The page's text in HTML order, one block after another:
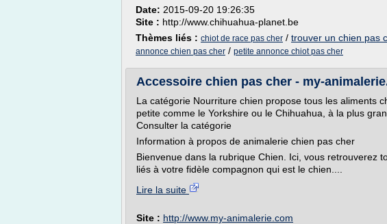
Date: 2015-09-20 19:26:35
Site : http://www.chihuahua-planet.be
Thèmes liés : chiot de race pas cher / trouver un chien pas
annonce chien pas cher / petite annonce chiot pas cher
Accessoire chien pas cher - my-
La catégorie Nourriture chien propose tous les aliments
petite comme le Yorkshire ou le Chihuahua, à la plus
Consulter la catégorie
Information à propos de animalerie chien pas cher
Bienvenue dans la rubrique Chien. Ici, vous retrouverez
liés à votre fidèle compagnon qui est le chien....
Lire la suite
Site : http://www.my-animalerie.com